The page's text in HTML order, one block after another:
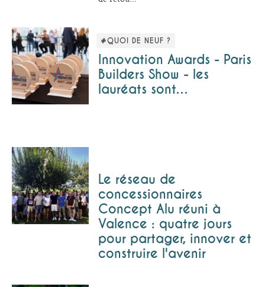
#QUOI DE NEUF ?
Innovation Awards - Paris
Builders Show - les
lauréats sont…
Le réseau de
concessionnaires
Concept Alu réuni à
Valence : quatre jours
pour partager, innover et
construire l'avenir